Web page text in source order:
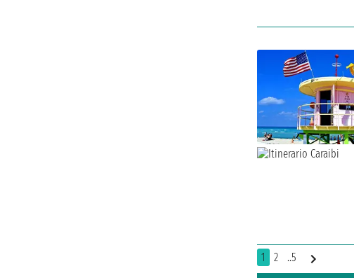
1 2 ..5